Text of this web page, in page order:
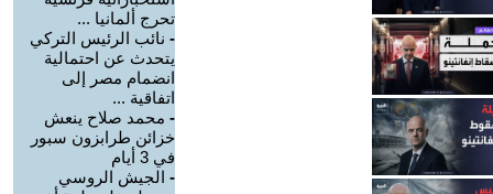
تحرج ألمانيا ...
- نائب الرئيس التركي
يتحدث عن احتمالية
انضمام مصر إلى
اتفاقية ...
- محمد صلاح ينعش
خزائن طرابزون سبور
في 3 أيام
- الجيش الروسي